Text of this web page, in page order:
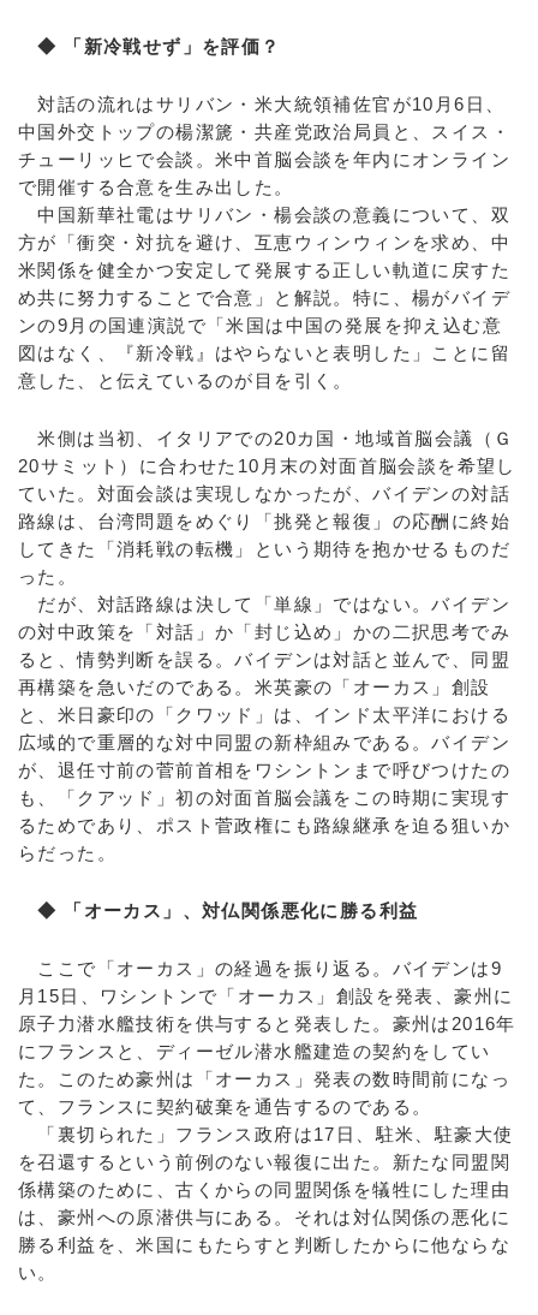
◆ 「新冷戦せず」を評価？
対話の流れはサリバン・米大統領補佐官が10月6日、
中国外交トップの楊潔篪・共産党政治局員と、スイス・
チューリッヒで会談。米中首脳会談を年内にオンライン
で開催する合意を生み出した。
中国新華社電はサリバン・楊会談の意義について、双
方が「衝突・対抗を避け、互恵ウィンウィンを求め、中
米関係を健全かつ安定して発展する正しい軌道に戻すた
め共に努力することで合意」と解説。特に、楊がバイデ
ンの9月の国連演説で「米国は中国の発展を抑え込む意
図はなく、『新冷戦』はやらないと表明した」ことに留
意した、と伝えているのが目を引く。
米側は当初、イタリアでの20カ国・地域首脳会議（Ｇ
20サミット）に合わせた10月末の対面首脳会談を希望し
ていた。対面会談は実現しなかったが、バイデンの対話
路線は、台湾問題をめぐり「挑発と報復」の応酬に終始
してきた「消耗戦の転機」という期待を抱かせるものだ
った。
だが、対話路線は決して「単線」ではない。バイデン
の対中政策を「対話」か「封じ込め」かの二択思考でみ
ると、情勢判断を誤る。バイデンは対話と並んで、同盟
再構築を急いだのである。米英豪の「オーカス」創設
と、米日豪印の「クワッド」は、インド太平洋における
広域的で重層的な対中同盟の新枠組みである。バイデン
が、退任寸前の菅前首相をワシントンまで呼びつけたの
も、「クアッド」初の対面首脳会議をこの時期に実現す
るためであり、ポスト菅政権にも路線継承を迫る狙いか
らだった。
◆ 「オーカス」、対仏関係悪化に勝る利益
ここで「オーカス」の経過を振り返る。バイデンは9
月15日、ワシントンで「オーカス」創設を発表、豪州に
原子力潜水艦技術を供与すると発表した。豪州は2016年
にフランスと、ディーゼル潜水艦建造の契約をしてい
た。このため豪州は「オーカス」発表の数時間前になっ
て、フランスに契約破棄を通告するのである。
「裏切られた」フランス政府は17日、駐米、駐豪大使
を召還するという前例のない報復に出た。新たな同盟関
係構築のために、古くからの同盟関係を犠牲にした理由
は、豪州への原潜供与にある。それは対仏関係の悪化に
勝る利益を、米国にもたらすと判断したからに他ならな
い。